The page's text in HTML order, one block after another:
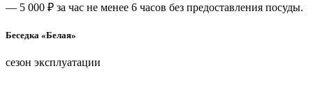
— 5 000 ₽ за час не менее 6 часов без предоставления посуды.
Беседка «Белая»
сезон эксплуатации